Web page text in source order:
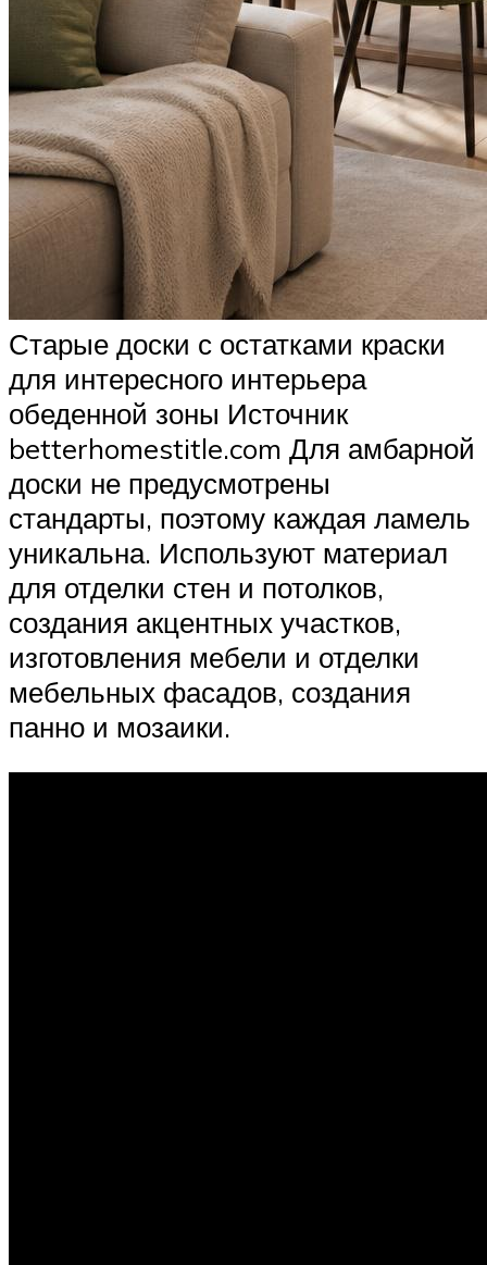
Старые доски с остатками краски
для интересного интерьера
обеденной зоны Источник
betterhomestitle.com Для амбарной
доски не предусмотрены
стандарты, поэтому каждая ламель
уникальна. Используют материал
для отделки стен и потолков,
создания акцентных участков,
изготовления мебели и отделки
мебельных фасадов, создания
панно и мозаики.